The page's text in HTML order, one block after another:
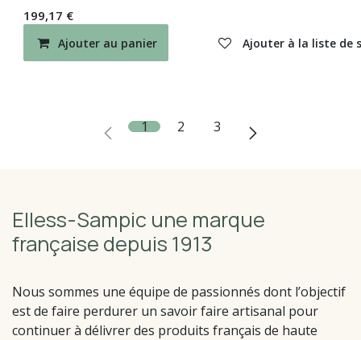
199,17 €
Ajouter au panier Ajouter à la liste de
1 2 3
Elless-Sampic une marque
française depuis 1913
Nous sommes une équipe de passionnés dont l’objectif
est de faire perdurer un savoir faire artisanal pour
continuer à délivrer des produits français de haute